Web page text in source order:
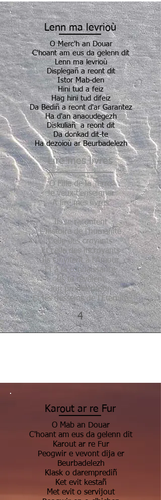
Lenn ma levrioù
O Merc'h an Douar
C'hoant am eus da gelenn dit
Lenn ma levrioù
Displegañ a reont dit
Istor Mab-den
Hini tud a feiz
Hag hini tud difeiz
Da Bediñ a reont d'ar Garantez
Ha d'an anaoudegezh
Diskuliañ a reont dit
Da donkad dit-te
Ha dezoioù ar Beurbadelezh
Lire mes livres
O Fille de la Terre
Je veux t'enseigner
A lire mes livres
Ils te racontent
L'histoire de l'humanité
Celle des croyants
Et celle des incroyants
Ils t'invitent à l'Amour
Et à la connaissance
Ils te révèlent
Ton propre destin
Et les desseins de l'Eternité
4
Karout ar re Fur
O Mab an Douar
C'hoant am eus da gelenn dit
Karout ar re Fur
Peogwir e vevont dija er
Beurbadelezh
Klask o daremprediñ
Ket evit kestañ
Met evit o servijout